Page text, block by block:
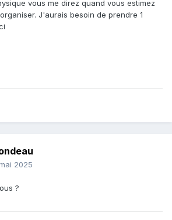
vous me direz quand vous estimez
J'aurais besoin de prendre 1
2025
?